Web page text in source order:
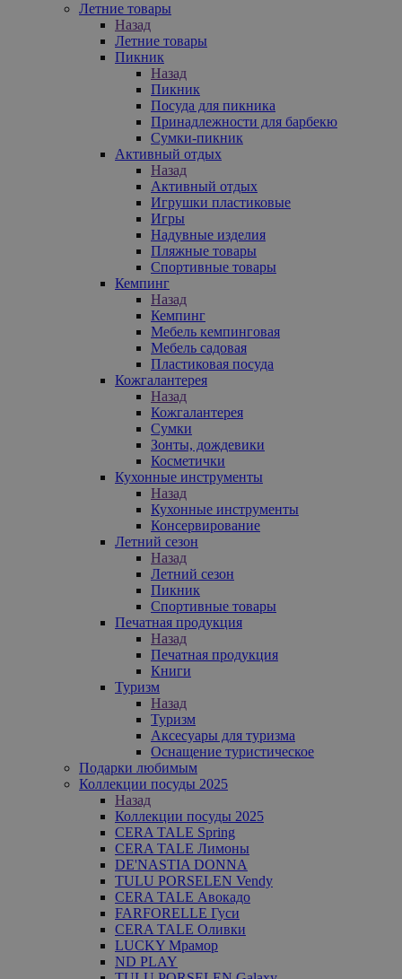
Летние товары
Назад
Летние товары
Пикник
Назад
Пикник
Посуда для пикника
Принадлежности для барбекю
Сумки-пикник
Активный отдых
Назад
Активный отдых
Игрушки пластиковые
Игры
Надувные изделия
Пляжные товары
Спортивные товары
Кемпинг
Назад
Кемпинг
Мебель кемпинговая
Мебель садовая
Пластиковая посуда
Кожгалантерея
Назад
Кожгалантерея
Сумки
Зонты, дождевики
Косметички
Кухонные инструменты
Назад
Кухонные инструменты
Консервирование
Летний сезон
Назад
Летний сезон
Пикник
Спортивные товары
Печатная продукция
Назад
Печатная продукция
Книги
Туризм
Назад
Туризм
Аксесуары для туризма
Оснащение туристическое
Подарки любимым
Коллекции посуды 2025
Назад
Коллекции посуды 2025
CERA TALE Spring
CERA TALE Лимоны
DE'NASTIA DONNA
TULU PORSELEN Vendy
CERA TALE Авокадо
FARFORELLE Гуси
CERA TALE Оливки
LUCKY Мрамор
ND PLAY